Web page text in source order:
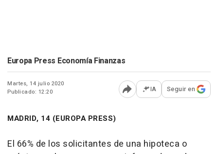
Europa Press Economía Finanzas
Martes, 14 julio 2020
Publicado: 12:20
Abrir opciones para
IA Seguir en
MADRID, 14 (EUROPA PRESS)
El 66% de los solicitantes de una hipoteca o